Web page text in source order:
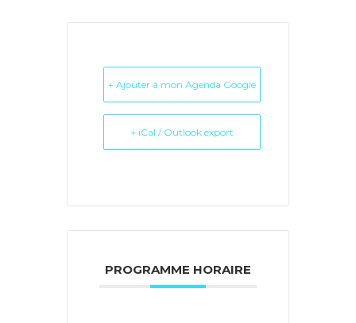
+ Ajouter à mon Agenda Google
+ iCal / Outlook export
PROGRAMME HORAIRE